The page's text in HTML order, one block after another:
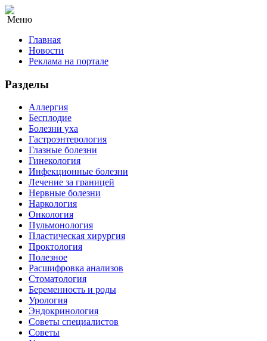
Меню
Главная
Новости
Реклама на портале
Разделы
Аллергия
Бесплодие
Болезни уха
Гастроэнтерология
Глазные болезни
Гинекология
Инфекционные болезни
Лечение за границей
Нервные болезни
Наркология
Онкология
Пульмонология
Пластическая хирургия
Проктология
Полезное
Расшифровка анализов
Стоматология
Беременность и роды
Урология
Эндокринология
Советы специалистов
Советы